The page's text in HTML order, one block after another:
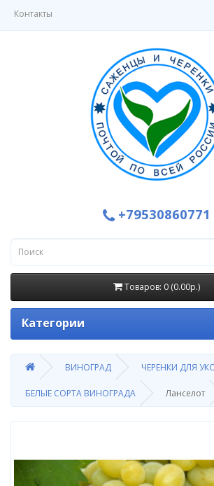
Контакты
+79530860771
Товаров: 0 (0.00р.)
Категории
ВИНОГРАД ЧЕРЕНКИ ДЛЯ
БЕЛЫЕ СОРТА ВИНОГРАДА Ланселот